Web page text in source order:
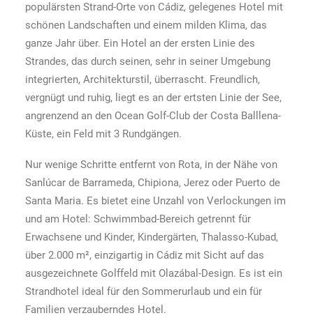
populärsten Strand-Orte von Cádiz, gelegenes Hotel mit
schönen Landschaften und einem milden Klima, das
ganze Jahr über. Ein Hotel an der ersten Linie des
Strandes, das durch seinen, sehr in seiner Umgebung
integrierten, Architekturstil, überrascht. Freundlich,
vergnügt und ruhig, liegt es an der ertsten Linie der See,
angrenzend an den Ocean Golf-Club der Costa Balllena-
Küste, ein Feld mit 3 Rundgängen.
Nur wenige Schritte entfernt von Rota, in der Nähe von
Sanlúcar de Barrameda, Chipiona, Jerez oder Puerto de
Santa Maria. Es bietet eine Unzahl von Verlockungen im
und am Hotel: Schwimmbad-Bereich getrennt für
Erwachsene und Kinder, Kindergärten, Thalasso-Kubad,
über 2.000 m², einzigartig in Cádiz mit Sicht auf das
ausgezeichnete Golffeld mit Olazábal-Design. Es ist ein
Strandhotel ideal für den Sommerurlaub und ein für
Familien verzauberndes Hotel.